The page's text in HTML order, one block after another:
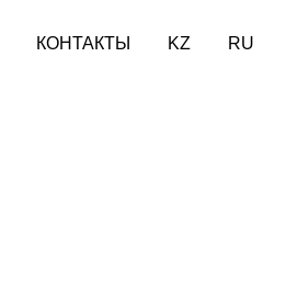
КОНТАКТЫ KZ RU